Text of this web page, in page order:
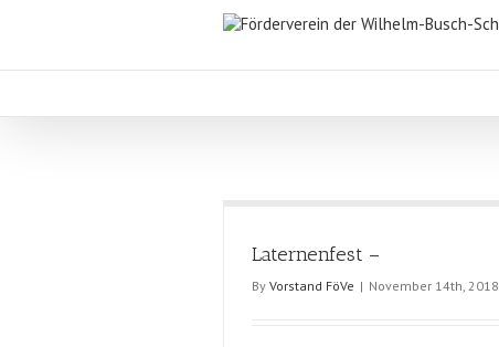
Laternenfest –
By Vorstand FöVe | November 14th, 2018